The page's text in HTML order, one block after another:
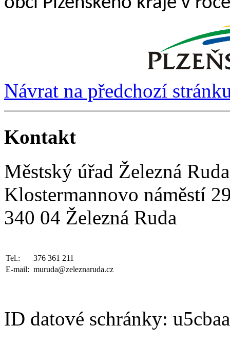
Návrat na předchozí
Kontakt
Městský úřad Železná Ruda
Klostermannovo náměstí
340 04 Železná Ruda
Tel.:
376 361 211
E-mail: muruda@zeleznaruda.cz
ID datové schránky: